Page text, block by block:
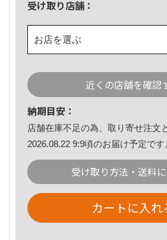
受け取り店舗：
お店を選ぶ
近くの店舗を確認
納期目安：
店舗在庫不足の為、取り寄せ注文
2026.08.22 9:9頃のお届け予定です
受け取り方法・送料
カートに入れ